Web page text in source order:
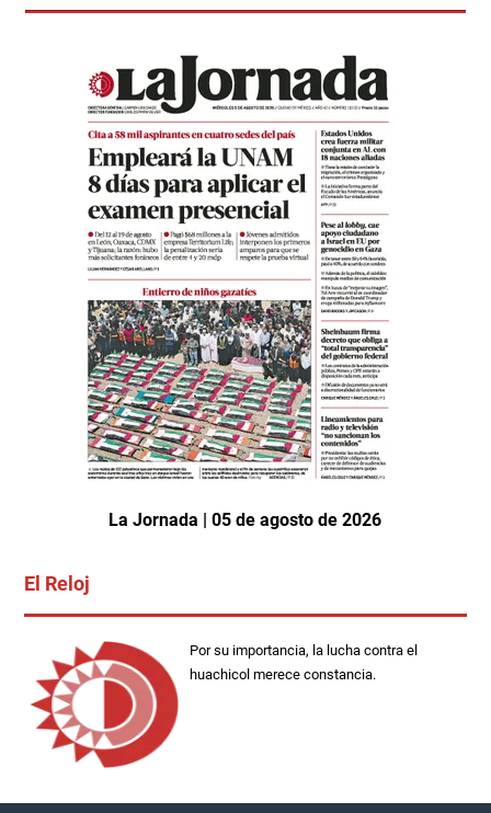
La Jornada | 05 de agosto de 2026
El Reloj
Por su importancia, la lucha contra el
huachicol merece constancia.